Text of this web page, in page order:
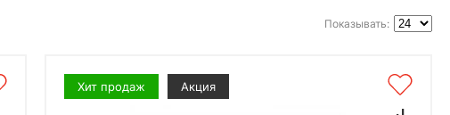
Показывать:
Хит продаж Акция